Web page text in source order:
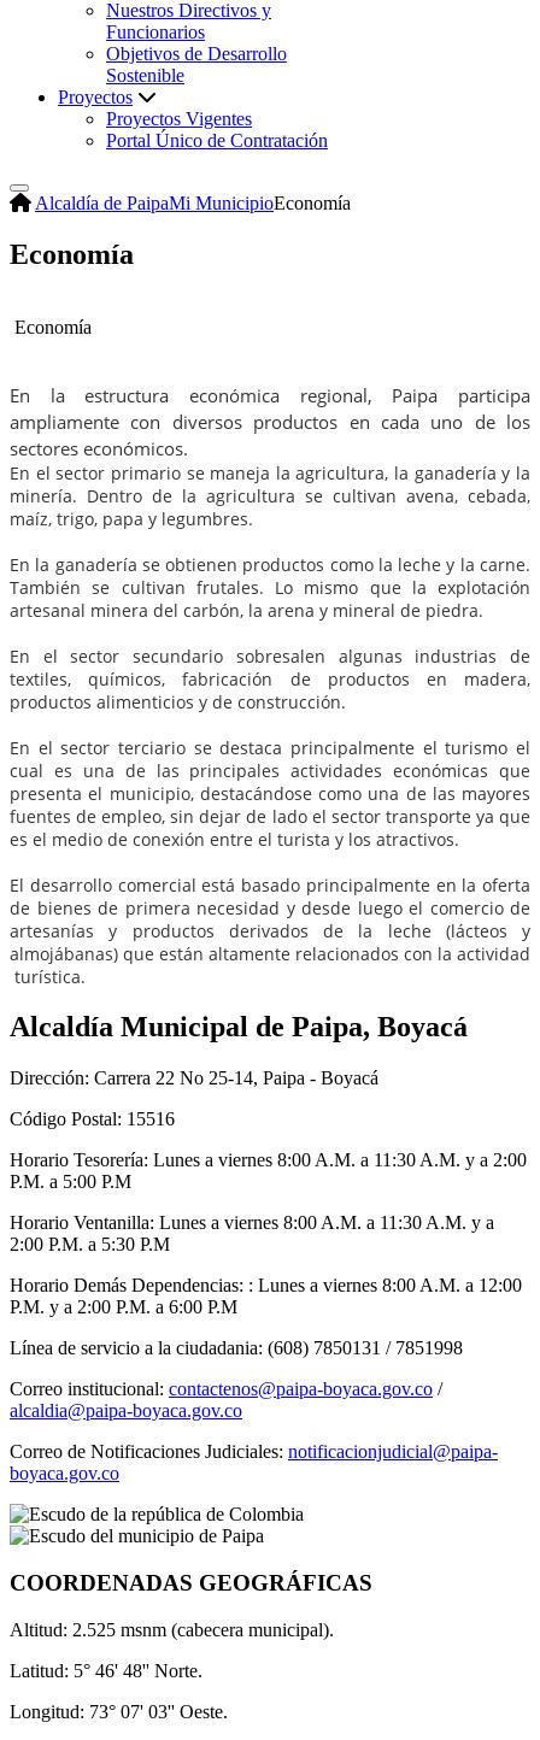
Nuestros Directivos y
Funcionarios
Objetivos de Desarrollo
Sostenible
Proyectos
Proyectos Vigentes
Portal Único de Contratación
Alcaldía de PaipaMi MunicipioEconomía
Economía
Economía
En la estructura económica regional, Paipa participa
ampliamente con diversos productos en cada uno de los
sectores económicos.
En el sector primario se maneja la agricultura, la ganadería y la
minería. Dentro de la agricultura se cultivan avena, cebada,
maíz, trigo, papa y legumbres.
En la ganadería se obtienen productos como la leche y la carne.
También se cultivan frutales. Lo mismo que la explotación
artesanal minera del carbón, la arena y mineral de piedra.
En el sector secundario sobresalen algunas industrias de
textiles, químicos, fabricación de productos en madera,
productos alimenticios y de construcción.
En el sector terciario se destaca principalmente el turismo el
cual es una de las principales actividades económicas que
presenta el municipio, destacándose como una de las mayores
fuentes de empleo, sin dejar de lado el sector transporte ya que
es el medio de conexión entre el turista y los atractivos.
El desarrollo comercial está basado principalmente en la oferta
de bienes de primera necesidad y desde luego el comercio de
artesanías y productos derivados de la leche (lácteos y
almojábanas) que están altamente relacionados con la actividad
turística. ​​​
Alcaldía Municipal de Paipa, Boyacá
Dirección: Carrera 22 No 25-14, Paipa - Boyacá
Código Postal: 15516
Horario Tesorería: Lunes a viernes 8:00 A.M. a 11:30 A.M. y a 2:00
P.M. a 5:00 P.M
Horario Ventanilla: Lunes a viernes 8:00 A.M. a 11:30 A.M. y a
2:00 P.M. a 5:30 P.M
Horario Demás Dependencias: : Lunes a viernes 8:00 A.M. a 12:00
P.M. y a 2:00 P.M. a 6:00 P.M
Línea de servicio a la ciudadania: (608) 7850131 / 7851998
Correo institucional: contactenos@paipa-boyaca.gov.co /
alcaldia@paipa-boyaca.gov.co
Correo de Notificaciones Judiciales: notificacionjudicial@paipa-
boyaca.gov.co
COORDENADAS GEOGRÁFICAS
Altitud: 2.525 msnm (cabecera municipal).
Latitud: 5° 46' 48'' Norte.
Longitud: 73° 07' 03'' Oeste.